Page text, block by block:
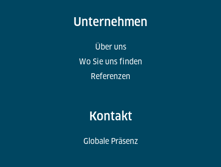
Unternehmen
Über uns
Wo Sie uns finden
Referenzen
Kontakt
Globale Präsenz